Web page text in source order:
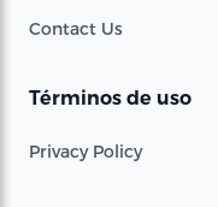
Contact Us
Términos de uso
Privacy Policy